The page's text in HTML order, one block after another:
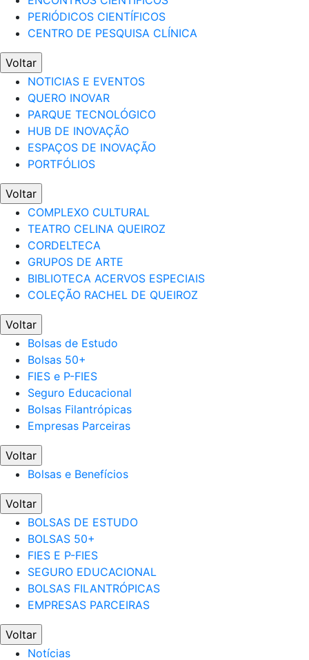
PERIÓDICOS CIENTÍFICOS
CENTRO DE PESQUISA CLÍNICA
Voltar
NOTICIAS E EVENTOS
QUERO INOVAR
PARQUE TECNOLÓGICO
HUB DE INOVAÇÃO
ESPAÇOS DE INOVAÇÃO
PORTFÓLIOS
Voltar
COMPLEXO CULTURAL
TEATRO CELINA QUEIROZ
CORDELTECA
GRUPOS DE ARTE
BIBLIOTECA ACERVOS ESPECIAIS
COLEÇÃO RACHEL DE QUEIROZ
Voltar
Bolsas de Estudo
Bolsas 50+
FIES e P-FIES
Seguro Educacional
Bolsas Filantrópicas
Empresas Parceiras
Voltar
Bolsas e Benefícios
Voltar
BOLSAS DE ESTUDO
BOLSAS 50+
FIES E P-FIES
SEGURO EDUCACIONAL
BOLSAS FILANTRÓPICAS
EMPRESAS PARCEIRAS
Voltar
Notícias